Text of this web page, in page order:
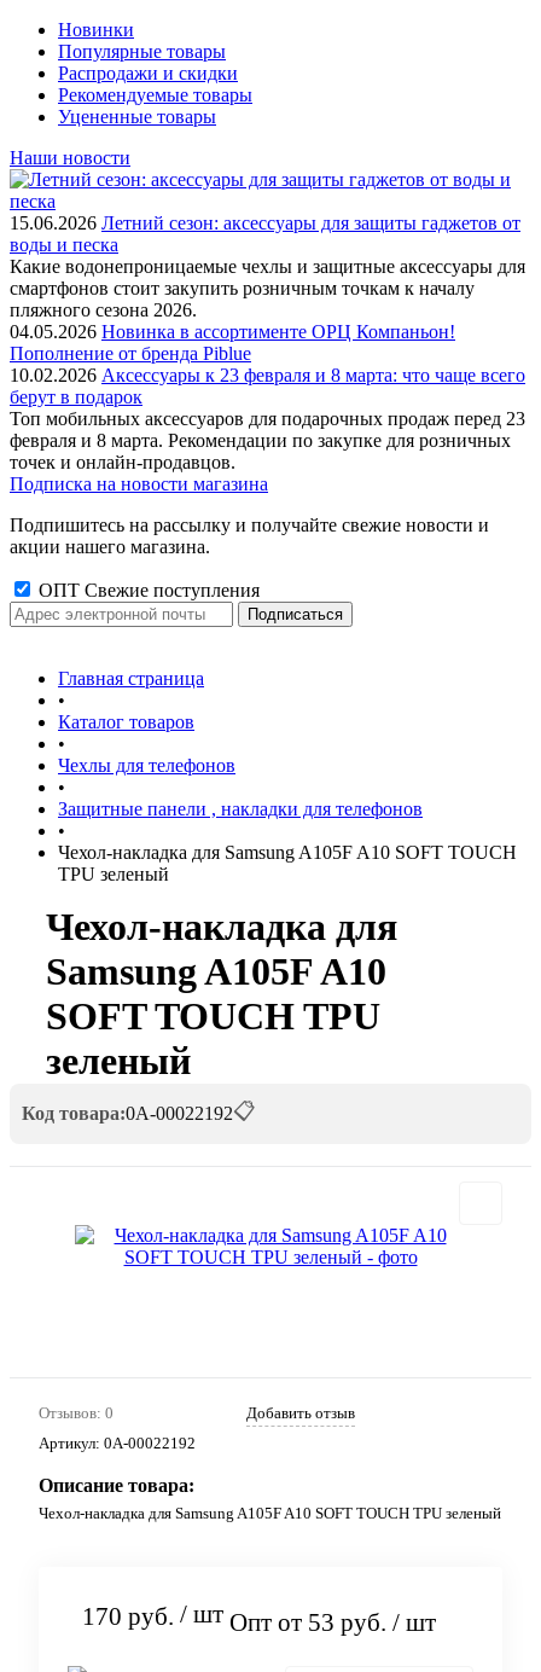
Новинки
Популярные товары
Распродажи и скидки
Рекомендуемые товары
Уцененные товары
Наши новости
15.06.2026 Летний сезон: аксессуары для защиты гаджетов от
воды и песка
Какие водонепроницаемые чехлы и защитные аксессуары для
смартфонов стоит закупить розничным точкам к началу
пляжного сезона 2026.
04.05.2026 Новинка в ассортименте OРЦ Компаньон!
Пополнение от бренда Piblue
10.02.2026 Аксессуары к 23 февраля и 8 марта: что чаще всего
берут в подарок
Топ мобильных аксессуаров для подарочных продаж перед 23
февраля и 8 марта. Рекомендации по закупке для розничных
точек и онлайн-продавцов.
Подписка на новости магазина
Подпишитесь на рассылку и получайте свежие новости и
акции нашего магазина.
ОПТ Свежие поступления
Главная страница
•
Каталог товаров
•
Чехлы для телефонов
•
Защитные панели , накладки для телефонов
•
Чехол-накладка для Samsung A105F A10 SOFT TOUCH
TPU зеленый
Чехол-накладка для
Samsung A105F A10
SOFT TOUCH TPU
зеленый
Код товара:0А-00022192📋
Отзывов: 0
Добавить отзыв
Артикул: 0А-00022192
Описание товара:
Чехол-накладка для Samsung A105F A10 SOFT TOUCH TPU зеленый
170 руб. / шт Опт от 53 руб. / шт